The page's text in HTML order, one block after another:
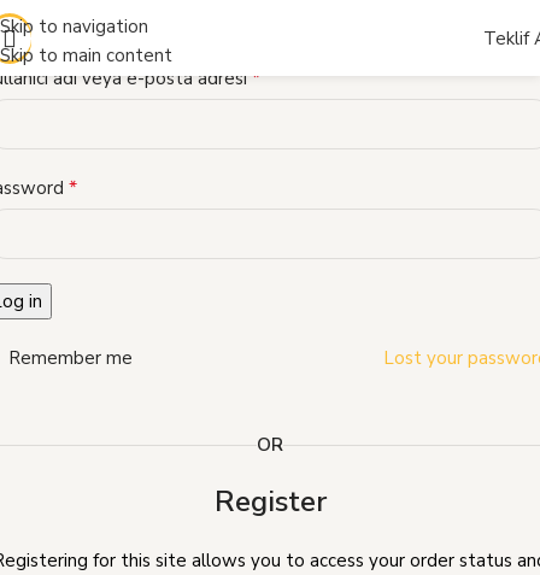
Skip to navigation
Skip to main content
Teklif
Yap
adı veya e-posta adresi*
*
in
Lost your
Remember me
OR
Register
for this site allows you to access your order status